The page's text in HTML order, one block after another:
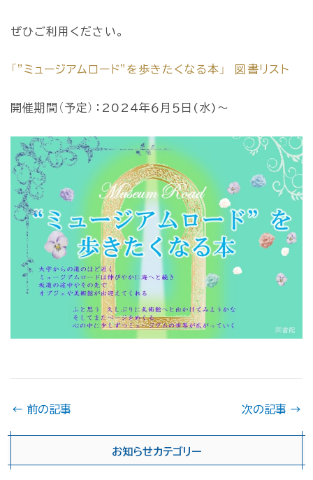
ぜひご利用ください。
「”ミュージアムロード”を歩きたくなる本」 図書リスト
開催期間（予定）：2024年６月５日(水)～
← 前の記事 次の記事 →
お知らせカテゴリー